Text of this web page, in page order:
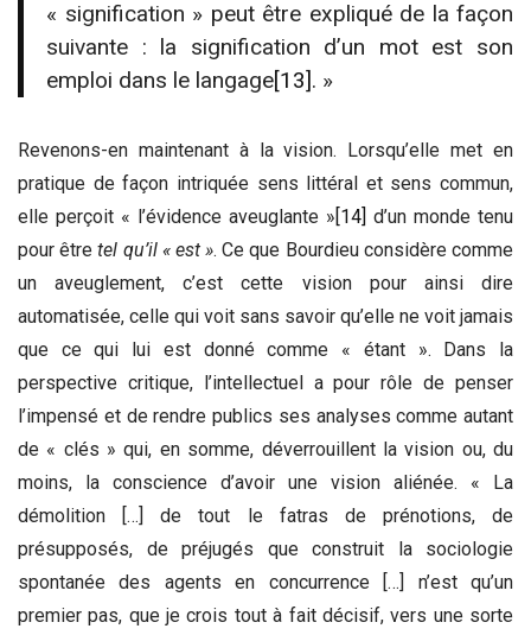
« signification » peut être expliqué de la façon
suivante : la signification d’un mot est son
emploi dans le langage[13]. »
Revenons-en maintenant à la vision. Lorsqu’elle met en
pratique de façon intriquée sens littéral et sens commun,
elle perçoit « l’évidence aveuglante »[14] d’un monde tenu
pour êtretel qu’il « est ». Ce que Bourdieu considère comme
un aveuglement, c’est cette vision pour ainsi dire
automatisée, celle qui voit sans savoir qu’elle ne voit jamais
que ce qui lui est donné comme « étant ». Dans la
perspective critique, l’intellectuel a pour rôle de penser
l’impensé et de rendre publics ses analyses comme autant
de « clés » qui, en somme, déverrouillent la vision ou, du
moins, la conscience d’avoir une vision aliénée. « La
démolition […] de tout le fatras de prénotions, de
présupposés, de préjugés que construit la sociologie
spontanée des agents en concurrence […] n’est qu’un
premier pas, que je crois tout à fait décisif, vers une sorte